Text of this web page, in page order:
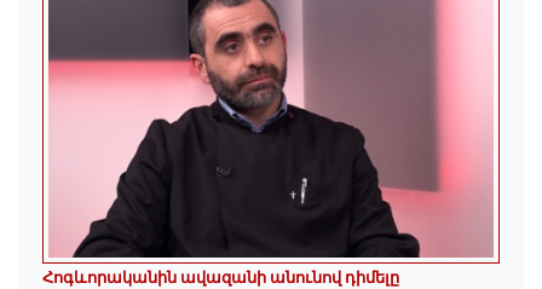
Հոգևորականին ավազանի անունով դիմելը